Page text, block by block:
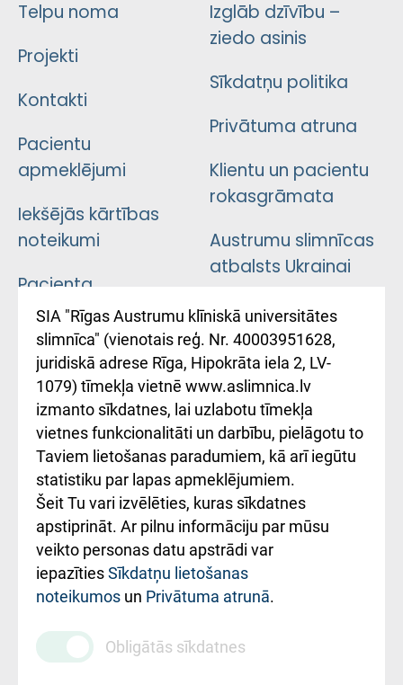
Telpu noma
Projekti
Kontakti
Pacientu
apmeklējumi
Iekšējās kārtības
noteikumi
Pacienta
atsauksmju/sūdzību
iesniegšanas
kārtība
Kā pie mums nokļūt
Rēķinu apmaksas
ceļvedis
Rekvizīti un
ārstniecības
iestādes kods
010000234
Maksas
pakalpojumu
Izglāb dzīvību –
ziedo asinis
Sīkdatņu politika
Privātuma atruna
Klientu un pacientu
rokasgrāmata
Austrumu slimnīcas
atbalsts Ukrainai
Підтримка Східної
лікарні та співпраця з
Україною
SIA "Rīgas Austrumu klīniskā universitātes
slimnīca" (vienotais reģ. Nr. 40003951628,
juridiskā adrese Rīga, Hipokrāta iela 2, LV-
1079) tīmekļa vietnē www.aslimnica.lv
izmanto sīkdatnes, lai uzlabotu tīmekļa
vietnes funkcionalitāti un darbību, pielāgotu to
Taviem lietošanas paradumiem, kā arī iegūtu
statistiku par lapas apmeklējumiem.
Šeit Tu vari izvēlēties, kuras sīkdatnes
apstiprināt. Ar pilnu informāciju par mūsu
veikto personas datu apstrādi var
iepazītiesSīkdatņu lietošanas
noteikumos un Privātuma atrunā.
Obligātās sīkdatnes